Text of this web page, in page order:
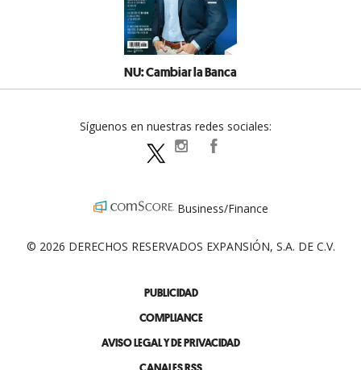
NU: Cambiar la Banca
PUBLICIDAD
COMPLIANCE
AVISO LEGAL Y DE PRIVACIDAD
Síguenos en nuestras redes sociales:
expansionpolitica
Business/Finance
© 2026 DERECHOS RESERVADOS EXPANSIÓN, S.A. DE C.V.